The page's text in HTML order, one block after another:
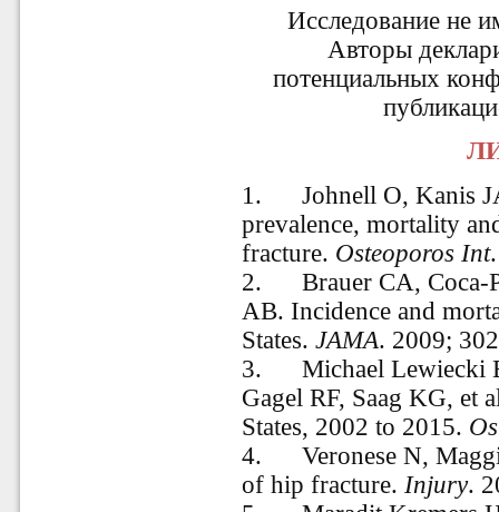
Исследование не
Авторы
потенциальных
1.
Johnell O, Kanis
prevalence, mortality
fracture. Osteoporos Int
2.
Brauer CA,
AB. Incidence and
States.JAMA. 2009;
3.
Michael Lewiecki
Gagel RF, Saag KG, et
States, 2002 to 2015.
4.
Veronese N,
of hip fracture. Injury.